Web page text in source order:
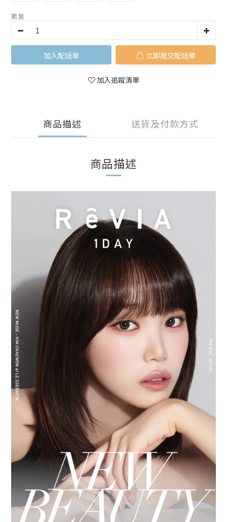
數量
加入購物車 立即購買
加入追蹤清單
商品描述 送貨及付款方式
商品描述